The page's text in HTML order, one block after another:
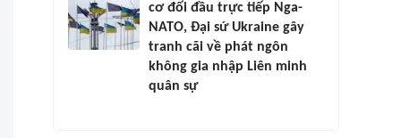
cơ đối đầu trực tiếp Nga-
NATO, Đại sứ Ukraine gây
tranh cãi về phát ngôn
không gia nhập Liên minh
quân sự